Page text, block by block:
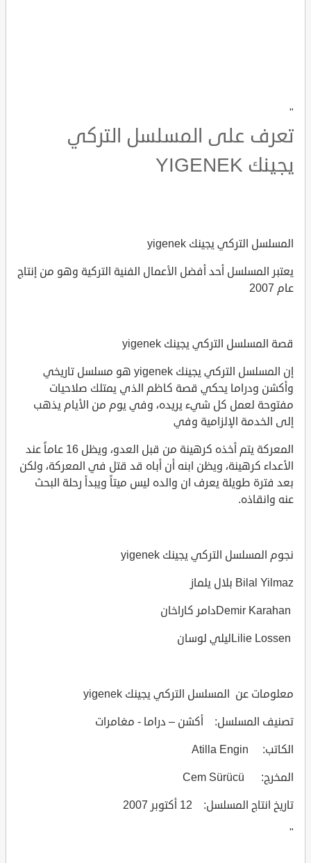
"
تعرف على المسلسل التركي
يجينك YIGENEK
المسلسل التركي يجينك yigenek
يعتبر المسلسل أحد أفضل الأعمال الفنية التركية وهو من إنتاج
عام 2007
قصة المسلسل التركي يجينك yigenek
إن المسلسل التركي يجينك yigenek هو مسلسل تاريخي
وأكشن ودراما يحكي قصة كاظم الذي يمتلك صلاحيات
مفتوحة لعمل كل شيء يريده، وفي يوم من الأيام يذهب
إلى الخدمة الإلزامية وفي
المعركة يتم أخذه كرهينة من قبل العدو، ويظل 16 عاماً عند
الأعداء كرهينة، ويظن ابنه أن أباه قد قتل في المعركة، ولكن
بعد فترة طويلة يعرف ان والده ليس ميتاً ويبدأ رحلة البحث
عنه وانقاذه.
نجوم المسلسل التركي يجينك yigenek
Bilal Yilmaz بلال يلماز
معلومات عن المسلسل التركي يجينك yigenek
تصنيف المسلسل: أكشن – دراما - مغامرات
الكاتب: Atilla Engin
المخرج: Cem Sürücü
تاريخ انتاج المسلسل: 12 أكتوبر 2007
"